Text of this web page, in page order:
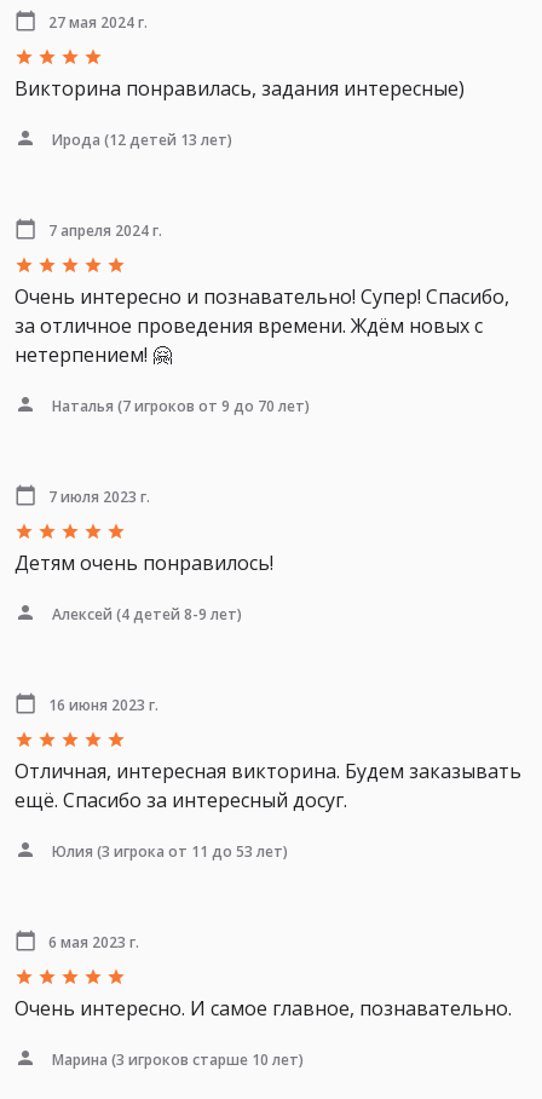
27 мая 2024 г.
Викторина понравилась, задания интересные)
Ирода (12 детей 13 лет)
7 апреля 2024 г.
Очень интересно и познавательно! Супер! Спасибо,
за отличное проведения времени. Ждём новых с
нетерпением! 🤗
Наталья (7 игроков от 9 до 70 лет)
7 июля 2023 г.
Детям очень понравилось!
Алексей (4 детей 8-9 лет)
16 июня 2023 г.
Отличная, интересная викторина. Будем заказывать
ещё. Спасибо за интересный досуг.
Юлия (3 игрока от 11 до 53 лет)
6 мая 2023 г.
Очень интересно. И самое главное, познавательно.
Марина (3 игроков старше 10 лет)